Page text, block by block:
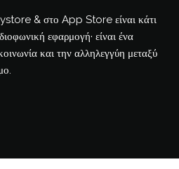
& στο App Store είναι κάτι
εφαρμογή· είναι ένα
και την αλληλεγγύη μεταξύ